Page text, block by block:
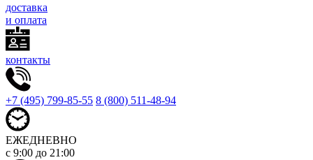
доставка
и оплата
контакты
+7 (495) 799-85-55 8 (800) 511-48-94
ЕЖЕДНЕВНО
с 9:00 до 21:00